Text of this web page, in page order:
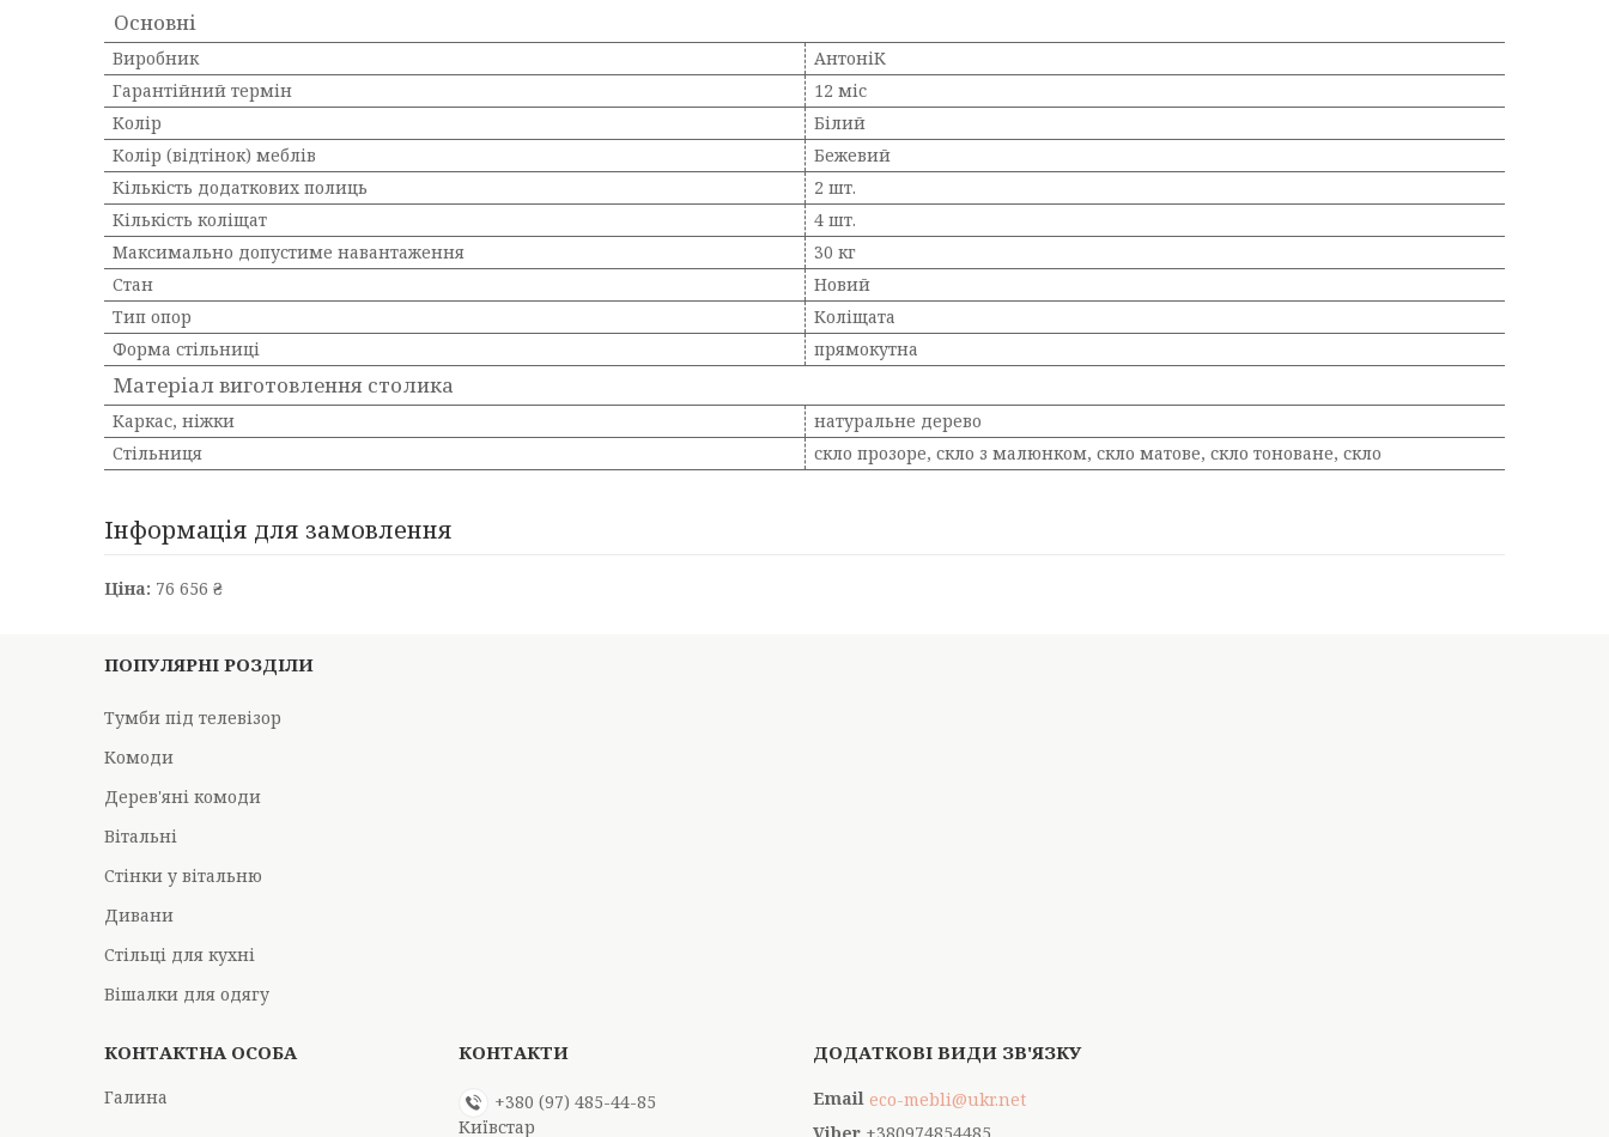
Основні
Виробник
АнтоніК
Гарантійний термін
12 міс
Колір
Білий
Колір (відтінок) меблів
Бежевий
Кількість додаткових полиць
2 шт.
Кількість коліщат
4 шт.
Максимально допустиме навантаження
30 кг
Стан
Новий
Тип опор
Коліщата
Форма стільниці
прямокутна
Матеріал виготовлення столика
Каркас, ніжки
натуральне дерево
Стільниця
скло прозоре, скло з малюнком, скло матове, скло тоноване, скло
Інформація для замовлення
Ціна: 76 656 ₴
ПОПУЛЯРНІ РОЗДІЛИ
Тумби під телевізор
Комоди
Дерев'яні комоди
Вітальні
Стінки у вітальню
Дивани
Стільці для кухні
Вішалки для одягу
Галина
+380 (97) 485-44-85
Київстар
eco-mebli@ukr.net